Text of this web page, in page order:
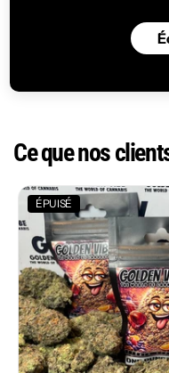
Ce que nos
ÉPUISÉ